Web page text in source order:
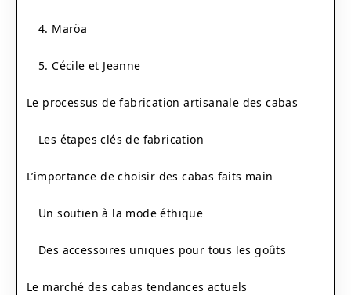
4. Maröa
5. Cécile et Jeanne
Le processus de fabrication artisanale des cabas
Les étapes clés de fabrication
L’importance de choisir des cabas faits main
Un soutien à la mode éthique
Des accessoires uniques pour tous les goûts
Le marché des cabas tendances actuels